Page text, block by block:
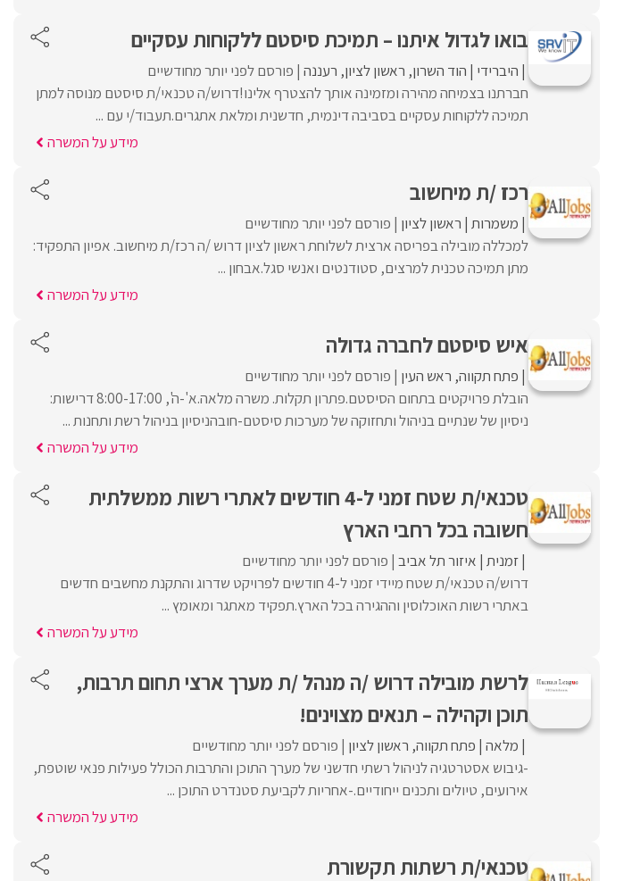
בואו לגדול איתנו – תמיכת סיסטם ללקוחות עסקיים
היברידי הוד השרון ראשון לציון רעננה פורסם לפני יותר מחודשיים
חברתנו בצמיחה מהירה ומזמינה אותך להצטרף אלינו!דרוש/ה טכנאי/ת סיסטם מנוסה למתן
תמיכה ללקוחות עסקיים בסביבה דינמית, חדשנית ומלאת אתגרים.תעבוד/י עם ...
מידע על המשרה
רכז /ת מיחשוב
משמרות ראשון לציון פורסם לפני יותר מחודשיים
למכללה מובילה בפריסה ארצית לשלוחת ראשון לציון דרוש /ה רכז/ת מיחשוב. אפיון התפקיד:
מתן תמיכה טכנית למרצים, סטודנטים ואנשי סגל.אבחון ...
מידע על המשרה
איש סיסטם לחברה גדולה
פתח תקווה ראש העין פורסם לפני יותר מחודשיים
הובלת פרויקטים בתחום הסיסטם.פתרון תקלות. משרה מלאה.א'-ה', 8:00-17:00 דרישות:
ניסיון של שנתיים בניהול ותחזוקה של מערכות סיסטם-חובהניסיון בניהול רשת ותחנות ...
מידע על המשרה
טכנאי/ת שטח זמני ל-4 חודשים לאתרי רשות ממשלתית
חשובה בכל רחבי הארץ
זמנית איזור תל אביב פורסם לפני יותר מחודשיים
דרוש/ה טכנאי/ת שטח מיידי זמני ל-4 חודשים לפרויקט שדרוג והתקנת מחשבים חדשים
באתרי רשות האוכלוסין וההגירה בכל הארץ.תפקיד מאתגר ומאומץ ...
מידע על המשרה
לרשת מובילה דרוש /ה מנהל /ת מערך ארצי תחום תרבות,
תוכן וקהילה – תנאים מצוינים!
מלאה פתח תקווה ראשון לציון פורסם לפני יותר מחודשיים
-גיבוש אסטרטגיה לניהול רשתי חדשני של מערך התוכן והתרבות הכולל פעילות פנאי שוטפת,
אירועים, טיולים ותכנים ייחודיים.-אחריות לקביעת סטנדרט התוכן ...
מידע על המשרה
טכנאי/ת רשתות תקשורת